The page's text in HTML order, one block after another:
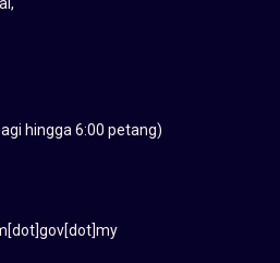
hingga 6:00 petang)